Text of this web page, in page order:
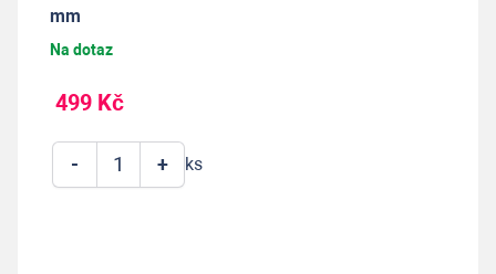
mm
Na dotaz
499 Kč
+
- ks